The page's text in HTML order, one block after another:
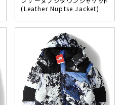
(Leather Nuptse Jacket)